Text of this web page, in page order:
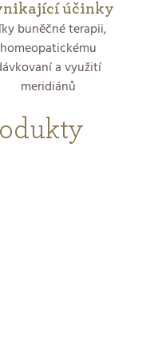
účinky
buněčné terapii,
homeopatickému
a využití
meridiánů